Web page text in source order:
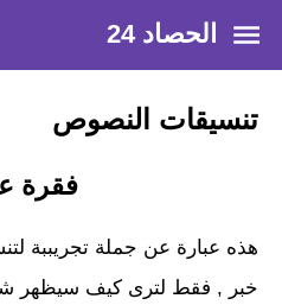
الحصاد 24
تنسيقات النصوص
فقرة
هذه عبارة عن جملة تجريببة
خبر , فقط لترى كيف سيظهر